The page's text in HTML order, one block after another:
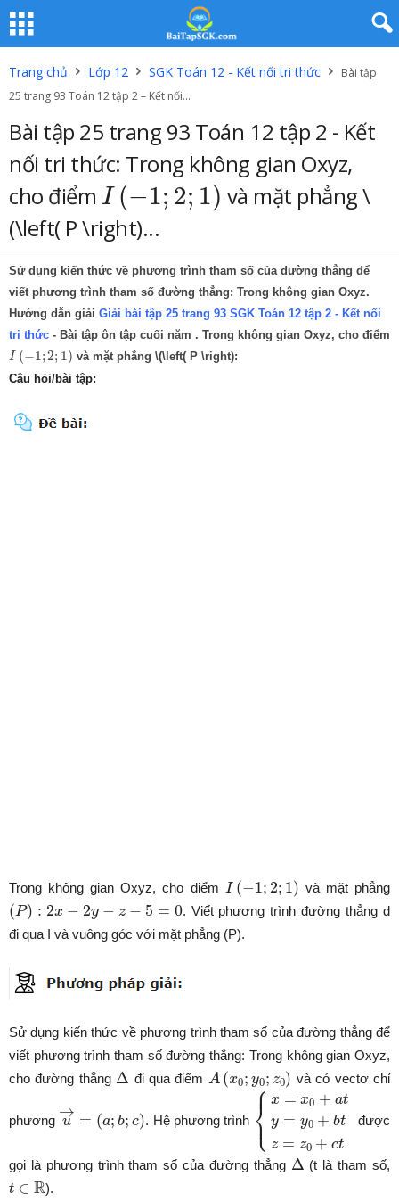
Trang chủ Lớp 12 SGK Toán 12 - Kết nối tri thức
Bài tập
25 trang 93 Toán 12 tập 2 – Kết nối...
Bài tập 25 trang 93 Toán 12 tập 2 - Kết
nối tri thức: Trong không gian Oxyz,
cho điểm I (−1; 2; 1)
I(−1 ;2;1)
và mặt phẳng \
(\left( P \right)...
Sử dụng kiến thức về phương trình tham số của đường thẳng để
viết phương trình tham số đường thẳng: Trong không gian Oxyz.
Hướng dẫn giải Giải bài tập 25 trang 93 SGK Toán 12 tập 2 - Kết nối
tri thức - Bài tập ôn tập cuối năm . Trong không gian Oxyz, cho điểm
I (−1;2; 1)
I( − 2 1
và mặt phẳng \(\left( P \right):
Câu hỏi/bài tập:
Trong không gian Oxyz, cho điểm I (−1; 2; 1)
I( − ;2 ;1 và mặt phẳng
(P) : 2x − 2y − z − 5 = 0
( P): x− −z
. Viết phương trình đường thẳng d
đi qua I và vuông góc với mặt phẳng (P).
Sử dụng kiến thức về phương trình tham số của đường thẳng để
viết phương trình tham số đường thẳng: Trong không gian Oxyz,
cho đường thẳng Δ
Δ đi qua điểm A (x0; y0; z0)
A x ) và có vectơ chỉ
phương →
u = (a; b; c)
u→ a
. Hệ phương trình ⎧
⎪
⎨
⎪
⎩
x = x0 + at
y = y0 + bt
z = z0 + ct
{ x= x0 y= 0
được
gọi là phương trình tham số của đường thẳng Δ
Δ
(t là tham số,
t ∈ R
t ∈R ).